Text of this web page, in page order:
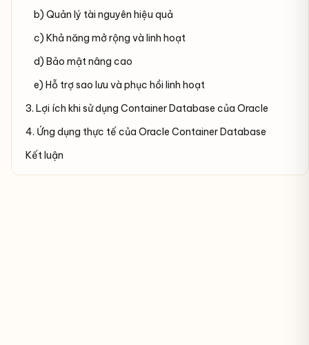
b) Quản lý tài nguyên hiệu quả
c) Khả năng mở rộng và linh hoạt
d) Bảo mật nâng cao
e) Hỗ trợ sao lưu và phục hồi linh hoạt
3. Lợi ích khi sử dụng Container Database của Oracle
4. Ứng dụng thực tế của Oracle Container Database
Kết luận